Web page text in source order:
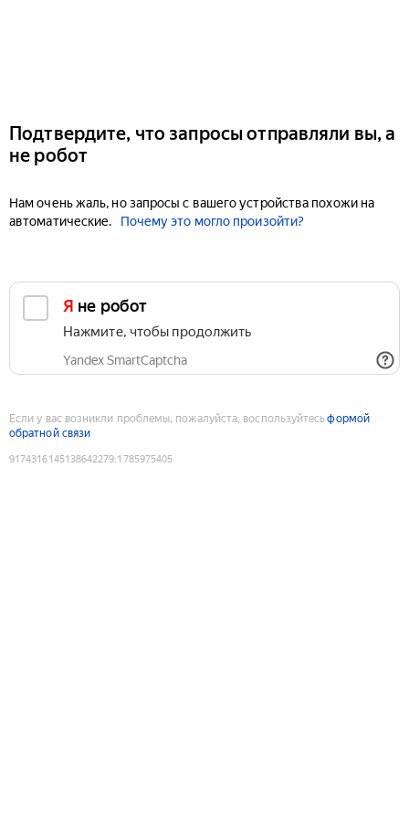
Подтвердите, что запросы отправляли вы, а
не робот
Нам очень жаль, но запросы с вашего устройства похожи на
автоматические.
Почему это могло произойти?
Я не робот
Нажмите, чтобы продолжить
Yandex SmartCaptcha
Если у вас возникли проблемы, пожалуйста, воспользуйтесьформой
обратной связи
9174316145138642279:1785975405